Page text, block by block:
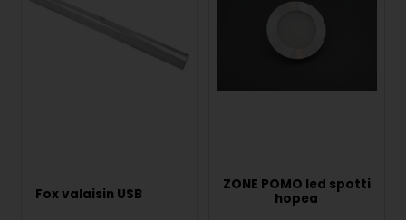
Fox valaisin USB
ZONE POMO led spotti
hopea